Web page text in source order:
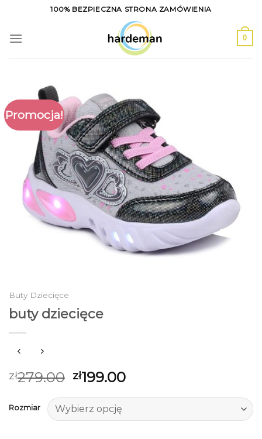
content
100% BEZPIECZNA STRONA ZAMÓWIENIA
0
Promocja!
Buty Dziecięce
buty dziecięce
zł279.00 zł199.00
Rozmiar